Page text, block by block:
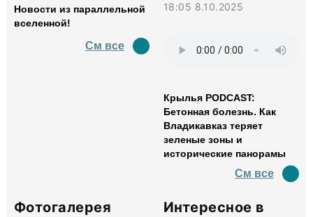
Новости из параллельной
вселенной!
См все
18:05 8.10.2025
Крылья PODCAST:
Бетонная болезнь. Как
Владикавказ теряет
зеленые зоны и
исторические панорамы
См все
Фотогалерея
Интересное в